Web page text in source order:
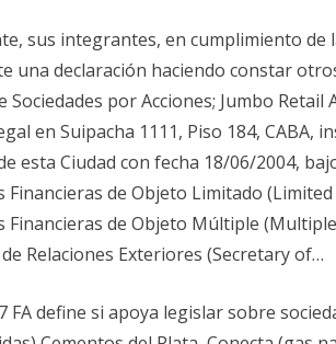
sus integrantes, en cumplimiento de
una declaración haciendo constar
Sociedades por Acciones; Jumbo Retail
en Suipacha 1111, Piso 184, CABA,
esta Ciudad con fecha 18/06/2004,
Financieras de Objeto Limitado
Financieras de Objeto Múltiple
Relaciones Exteriores (Secretary of…
FA define si apoya legislar sobre